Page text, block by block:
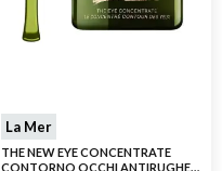
La Mer
THE NEW EYE CONCENTRATE
CONTORNO OCCHI ANTIRUGHE